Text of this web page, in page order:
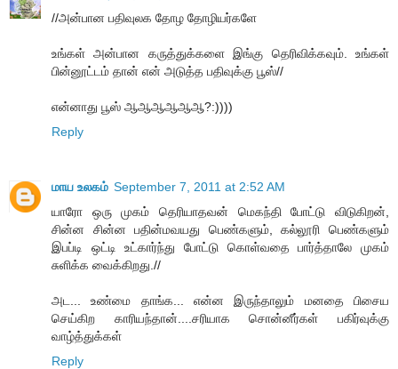
//அன்பான பதிவுலக தோழ தோழியர்களே
உங்கள் அன்பான கருத்துக்களை இங்கு தெரிவிக்கவும். உங்கள்
பின்னூட்டம் தான் என் அடுத்த பதிவுக்கு பூஸ்//
என்னாது பூஸ் ஆஆஆஆஆஆ?:))))
Reply
மாய உலகம் September 7, 2011 at 2:52 AM
யாரோ ஒரு முகம் தெரியாதவன் மெகந்தி போட்டு விடுகிறன்,
சின்ன சின்ன பதின்மவயது பெண்களும், கல்லூரி பெண்களும்
இபப்டி ஒட்டி உட்கார்ந்து போட்டு கொள்வதை பார்த்தாலே முகம்
சுளிக்க வைக்கிறது.//
அட... உண்மை தாங்க... என்ன இருந்தாலும் மனதை பிசைய
செய்கிற காரியந்தான்....சரியாக சொன்னீர்கள் பகிர்வுக்கு
வாழ்த்துக்கள்
Reply